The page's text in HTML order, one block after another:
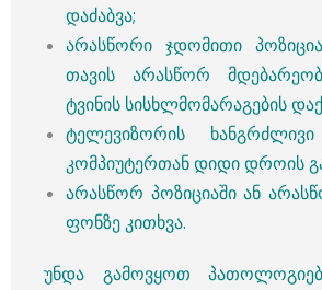
დაძაბვა;
არასწორი ჯდომითი
თავის არასწორ
ტვინის სისხლმომარაგების
ტელევიზორის
კომპიუტერთან დიდი დროის
არასწორ პოზიციაში ან
ფონზე კითხვა.
უნდა გამოვყოთ